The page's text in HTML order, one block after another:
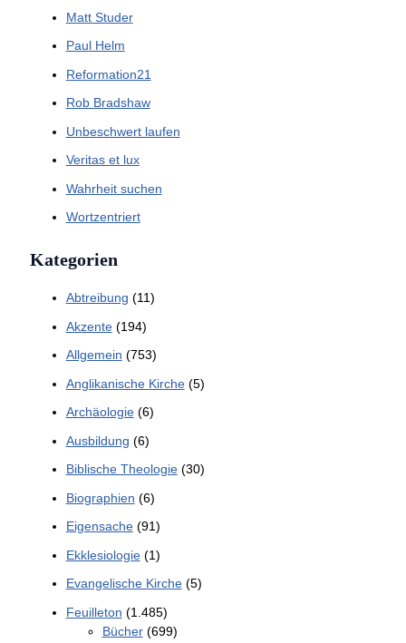
Matt Studer
Paul Helm
Reformation21
Rob Bradshaw
Unbeschwert laufen
Veritas et lux
Wahrheit suchen
Wortzentriert
Kategorien
Abtreibung (11)
Akzente(194)
Allgemein (753)
Anglikanische Kirche(5)
Archäologie(6)
Ausbildung (6)
Biblische Theologie(30)
Biographien (6)
Eigensache(91)
Ekklesiologie(1)
Evangelische Kirche(5)
Feuilleton (1.485)
Bücher(699)